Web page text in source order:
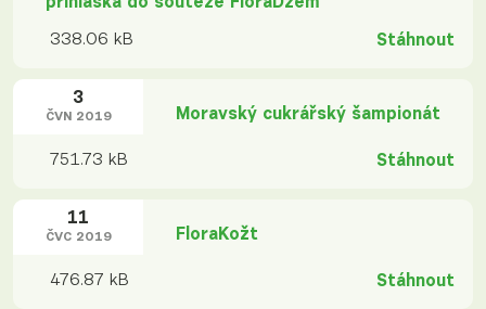
338.06 kB Stáhnout
3
ČVN 2019 Moravský cukrářský šampionát
751.73 kB Stáhnout
11
ČVC 2019 FloraKožt
476.87 kB Stáhnout